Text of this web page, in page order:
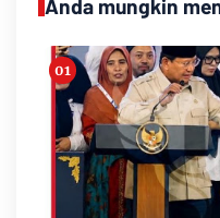
Anda mungkin